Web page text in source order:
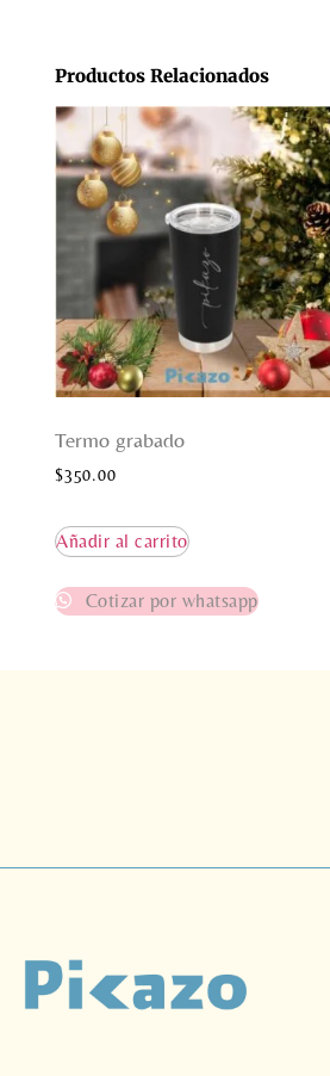
Productos Relacionados
Termo grabado
$350.00
Añadir al carrito
Cotizar por whatsapp